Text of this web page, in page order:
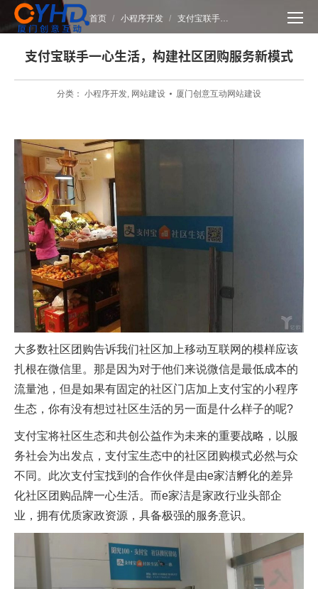
您在这里：
首页 小程序开发 支付宝联手…
支付宝联手一心生活，构建社区团购服务新模式
分类： 小程序开发, 网站建设 厦门创意互动网站建设
大多数社区团购告诉我们社区加上移动互联网的模样应该
扎根在微信里。那是因为对于他们来说微信是最低成本的
流量池，但是如果有固定的社区门店加上支付宝的小程序
生态，你有没有想过社区生活的另一面是什么样子的呢?
支付宝将社区生态和共创公益作为未来的重要战略，以服
务社会为出发点，支付宝生态中的社区团购模式必然与众
不同。此次支付宝找到的合作伙伴是由e家洁孵化的差异
化社区团购品牌一心生活。而e家洁是家政行业头部企
业，拥有优质家政资源，具备极强的服务意识。